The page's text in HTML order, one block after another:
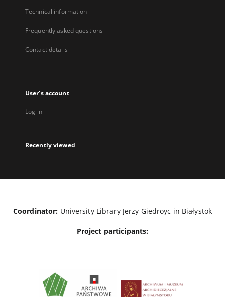
Technical information
Frequently asked questions
Contact details
User's account
Log in
Recently viewed
Coordinator: University Library Jerzy Giedroyc in Białystok
Project participants: